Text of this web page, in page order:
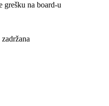
na board-u